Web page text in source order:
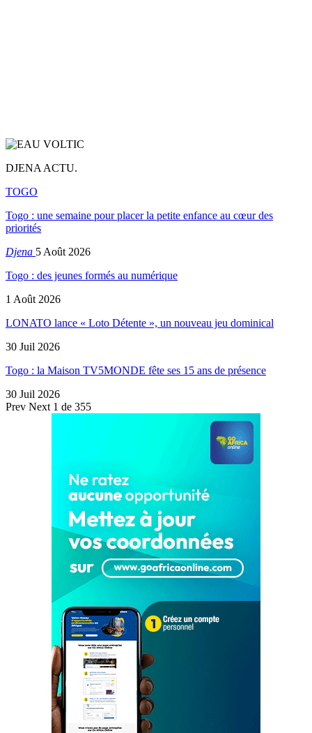
DJENA ACTU.
TOGO
Togo : une semaine pour placer la petite enfance au cœur des
priorités
Djena 5 Août 2026
Togo : des jeunes formés au numérique
1 Août 2026
LONATO lance « Loto Détente », un nouveau jeu dominical
30 Juil 2026
Togo : la Maison TV5MONDE fête ses 15 ans de présence
30 Juil 2026
Prev Next 1 de 355